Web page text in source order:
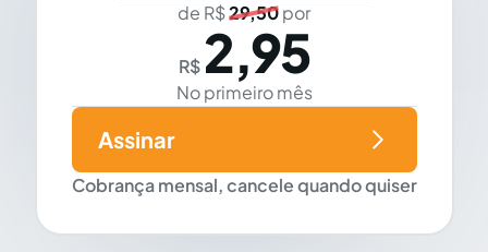
de R$29,50por
R$ 2,95
No primeiro mês
Cobrança mensal, cancele quando quiser
Assinar